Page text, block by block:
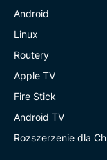
Android
Linux
Routery
Apple TV
Fire Stick
Android TV
Rozszerzenie dla